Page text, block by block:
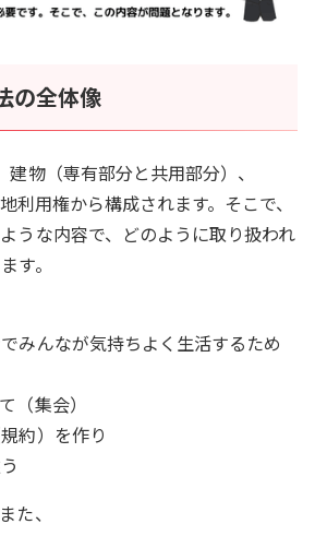
の全体像
物（専有部分と共用部分）、
利用権から構成されます。そこで、
うな内容で、どのように取り扱われ
す。
みんなが気持ちよく生活するため
（集会）
約）を作り
た、